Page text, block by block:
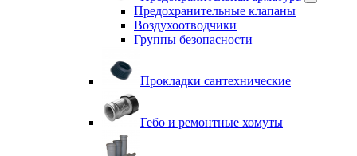
Предохранительные клапаны
Воздухоотводчики
Группы безопасности
Прокладки сантехнические
Гебо и ремонтные хомуты